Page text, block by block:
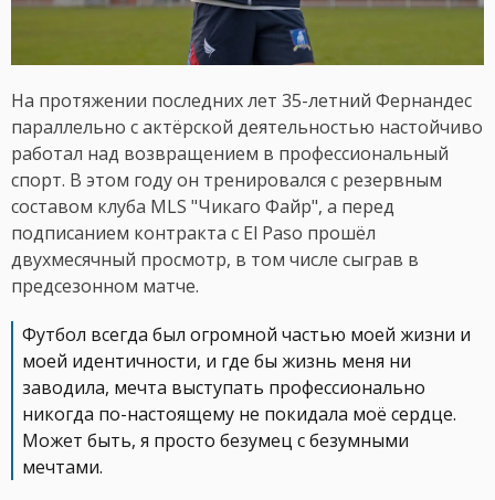
На протяжении последних лет 35-летний Фернандес
параллельно с актёрской деятельностью настойчиво
работал над возвращением в профессиональный
спорт. В этом году он тренировался с резервным
составом клуба MLS "Чикаго Файр", а перед
подписанием контракта с El Paso прошёл
двухмесячный просмотр, в том числе сыграв в
предсезонном матче.
Футбол всегда был огромной частью моей жизни и
моей идентичности, и где бы жизнь меня ни
заводила, мечта выступать профессионально
никогда по-настоящему не покидала моё сердце.
Может быть, я просто безумец с безумными
мечтами.